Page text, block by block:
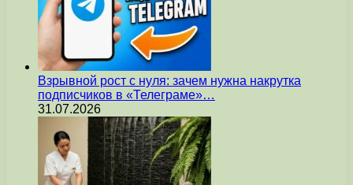
Взрывной рост с нуля: зачем нужна накрутка
подписчиков в «Телеграме»…
31.07.2026